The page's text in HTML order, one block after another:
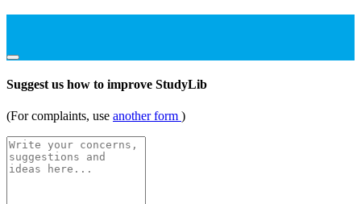
Suggest us how to improve StudyLib
(For complaints, use another form )